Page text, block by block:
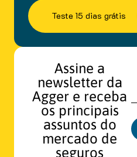
Teste 15 dias grátis
sem fidelidade e
Assine a
newsletter da
Agger e receba
os principais
assuntos do
mercado de
seguros